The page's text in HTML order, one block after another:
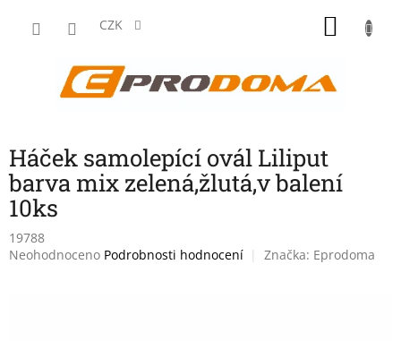
CZK
Háček samolepící ovál Liliput
barva mix zelená,žlutá,v balení
10ks
19788
Průměrné
Neohodnoceno Podrobnosti hodnocení Značka: Eprodoma